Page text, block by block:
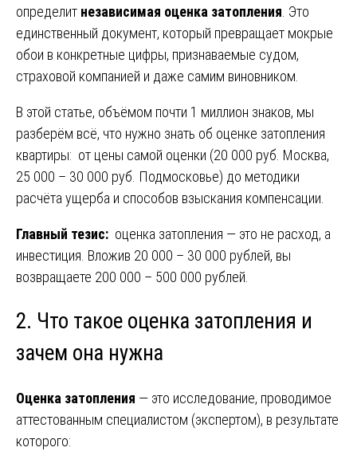
определит независимая оценка затопления . Это
единственный документ, который превращает мокрые
обои в конкретные цифры, признаваемые судом,
страховой компанией и даже самим виновником.
В этой статье, объёмом почти 1 миллион знаков, мы
разберём всё, что нужно знать об оценке затопления
квартиры: от цены самой оценки (20 000 руб. Москва,
25 000 – 30 000 руб. Подмосковье) до методики
расчёта ущерба и способов взыскания компенсации.
Главный тезис: оценка затопления — это не расход, а
инвестиция. Вложив 20 000 – 30 000 рублей, вы
возвращаете 200 000 – 500 000 рублей.
2. Что такое оценка затопления и
зачем она нужна
Оценка затопления — это исследование, проводимое
аттестованным специалистом (экспертом), в результате
которого: